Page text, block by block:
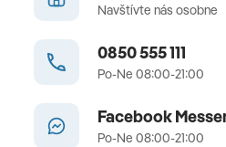
Navštívte nás osobne
0850 555 111
Po-Ne 08:00-21:00
Facebook
Po-Ne 08:00-21:00